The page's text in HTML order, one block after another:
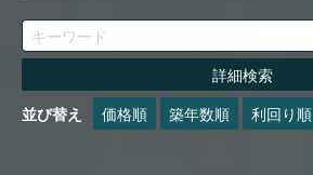
詳細検索
並び替え
価格順 築年数順 利回り順